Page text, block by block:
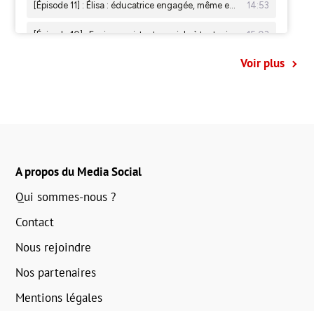
Voir plus
A propos du Media Social
Qui sommes-nous ?
Contact
Nous rejoindre
Nos partenaires
Mentions légales